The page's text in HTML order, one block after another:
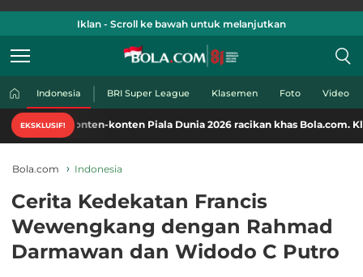
Iklan - Scroll ke bawah untuk melanjutkan
Indonesia BRI Super League Klasemen Foto Video
EKSKLUSIF!
konten Piala Dunia 2026 racikan khas Bola.com. Klik di sini!
Bola.com Indonesia
Cerita Kedekatan Francis
Wewengkang dengan Rahmad
Darmawan dan Widodo C Putro